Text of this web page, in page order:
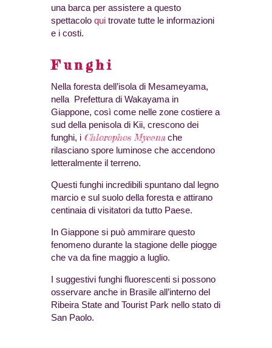
una barca per assistere a questo
spettacolo qui trovate tutte le informazioni
e i costi.
Funghi
Nella foresta dell’isola di Mesameyama,
nella Prefettura di Wakayama in
Giappone, così come nelle zone costiere a
sud della penisola di Kii, crescono dei
funghi, i Chlorophos Mycenache
rilasciano spore luminose che accendono
letteralmente il terreno.
Questi funghi incredibili spuntano dal legno
marcio e sul suolo della foresta e attirano
centinaia di visitatori da tutto Paese.
In Giappone si può ammirare questo
fenomeno durante la stagione delle piogge
che va da fine maggio a luglio.
I suggestivi funghi fluorescenti si possono
osservare anche in Brasile all’interno del
Ribeira State and Tourist Park nello stato di
San Paolo.